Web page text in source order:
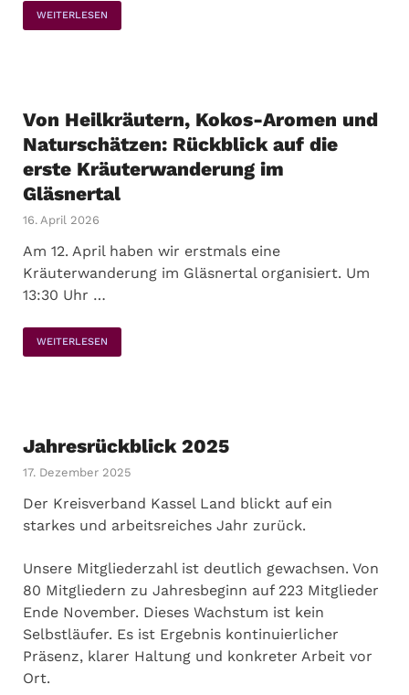
WEITERLESEN
Von Heilkräutern, Kokos-Aromen und
Naturschätzen: Rückblick auf die
erste Kräuterwanderung im
Gläsnertal
16. April 2026
Am 12. April haben wir erstmals eine
Kräuterwanderung im Gläsnertal organisiert. Um
13:30 Uhr …
WEITERLESEN
Jahresrückblick 2025
17. Dezember 2025
Der Kreisverband Kassel Land blickt auf ein
starkes und arbeitsreiches Jahr zurück.
Unsere Mitgliederzahl ist deutlich gewachsen. Von
80 Mitgliedern zu Jahresbeginn auf 223 Mitglieder
Ende November. Dieses Wachstum ist kein
Selbstläufer. Es ist Ergebnis kontinuierlicher
Präsenz, klarer Haltung und konkreter Arbeit vor
Ort.